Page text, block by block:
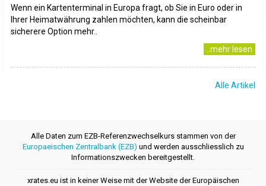
Wenn ein Kartenterminal in Europa fragt, ob Sie in Euro oder in
Ihrer Heimatwährung zahlen möchten, kann die scheinbar
sicherere Option mehr..
..mehr lesen
Alle Artikel
Alle Daten zum EZB-Referenzwechselkurs stammen von der
Europaeischen Zentralbank (EZB) und werden ausschliesslich zu
Informationszwecken bereitgestellt.
xrates.eu ist in keiner Weise mit der Website der Europäischen